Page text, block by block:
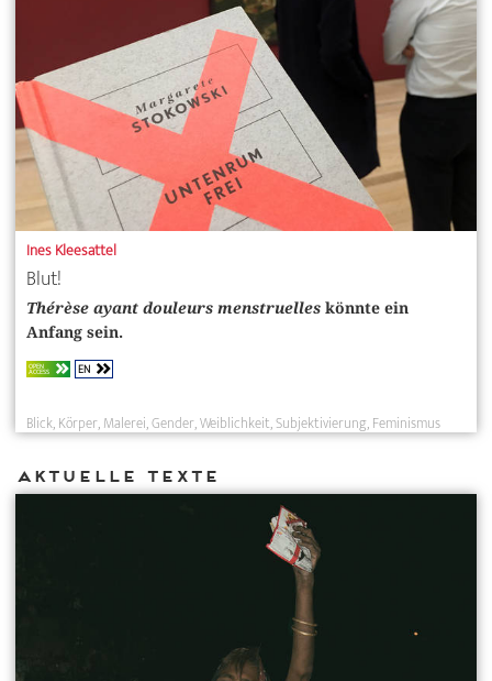
Ines Kleesattel
Blut!
Thérèse ayant douleurs menstruelles könnte ein
Anfang sein.
OPEN
ACCESS EN
Blick Körper Malerei Gender Weiblichkeit Subjektivierung Feminismus
Aktuelle Texte